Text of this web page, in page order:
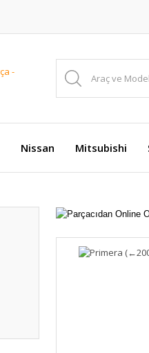
Nissan Mitsubishi